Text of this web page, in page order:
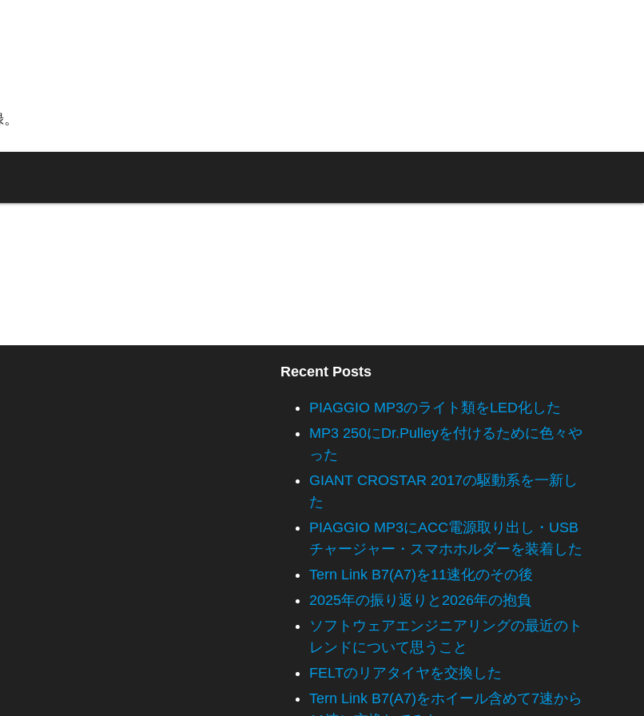
Recent Posts
PIAGGIO MP3のライト類をLED化した
MP3 250にDr.Pulleyを付けるために色々や
った
GIANT CROSTAR 2017の駆動系を一新し
た
PIAGGIO MP3にACC電源取り出し・USB
チャージャー・スマホホルダーを装着した
Tern Link B7(A7)を11速化のその後
2025年の振り返りと2026年の抱負
ソフトウェアエンジニアリングの最近のト
レンドについて思うこと
FELTのリアタイヤを交換した
Tern Link B7(A7)をホイール含めて7速から